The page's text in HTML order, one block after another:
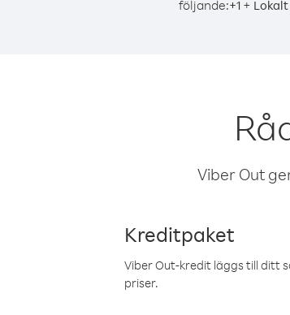
följande:+1+
Viber Out
Kreditpaket
Viber Out-kredit läggs till ditt
priser.